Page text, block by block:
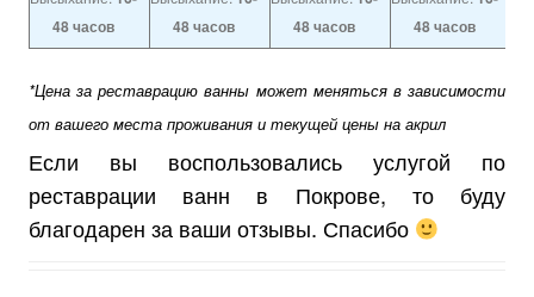
48 часов
48 часов
48 часов
48 часов
*Цена за реставрацию ванны может меняться в зависимости
от вашего места проживания и текущей цены на акрил
Если вы воспользовались услугой по
реставрации ванн в Покрове, то буду
благодарен за ваши отзывы. Спасибо